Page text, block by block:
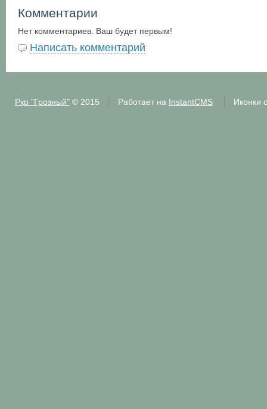
Комментарии
Нет комментариев. Ваш будет первым!
Написать комментарий
Ркр "Грозный"© 2015 Работает на InstantCMS Иконки